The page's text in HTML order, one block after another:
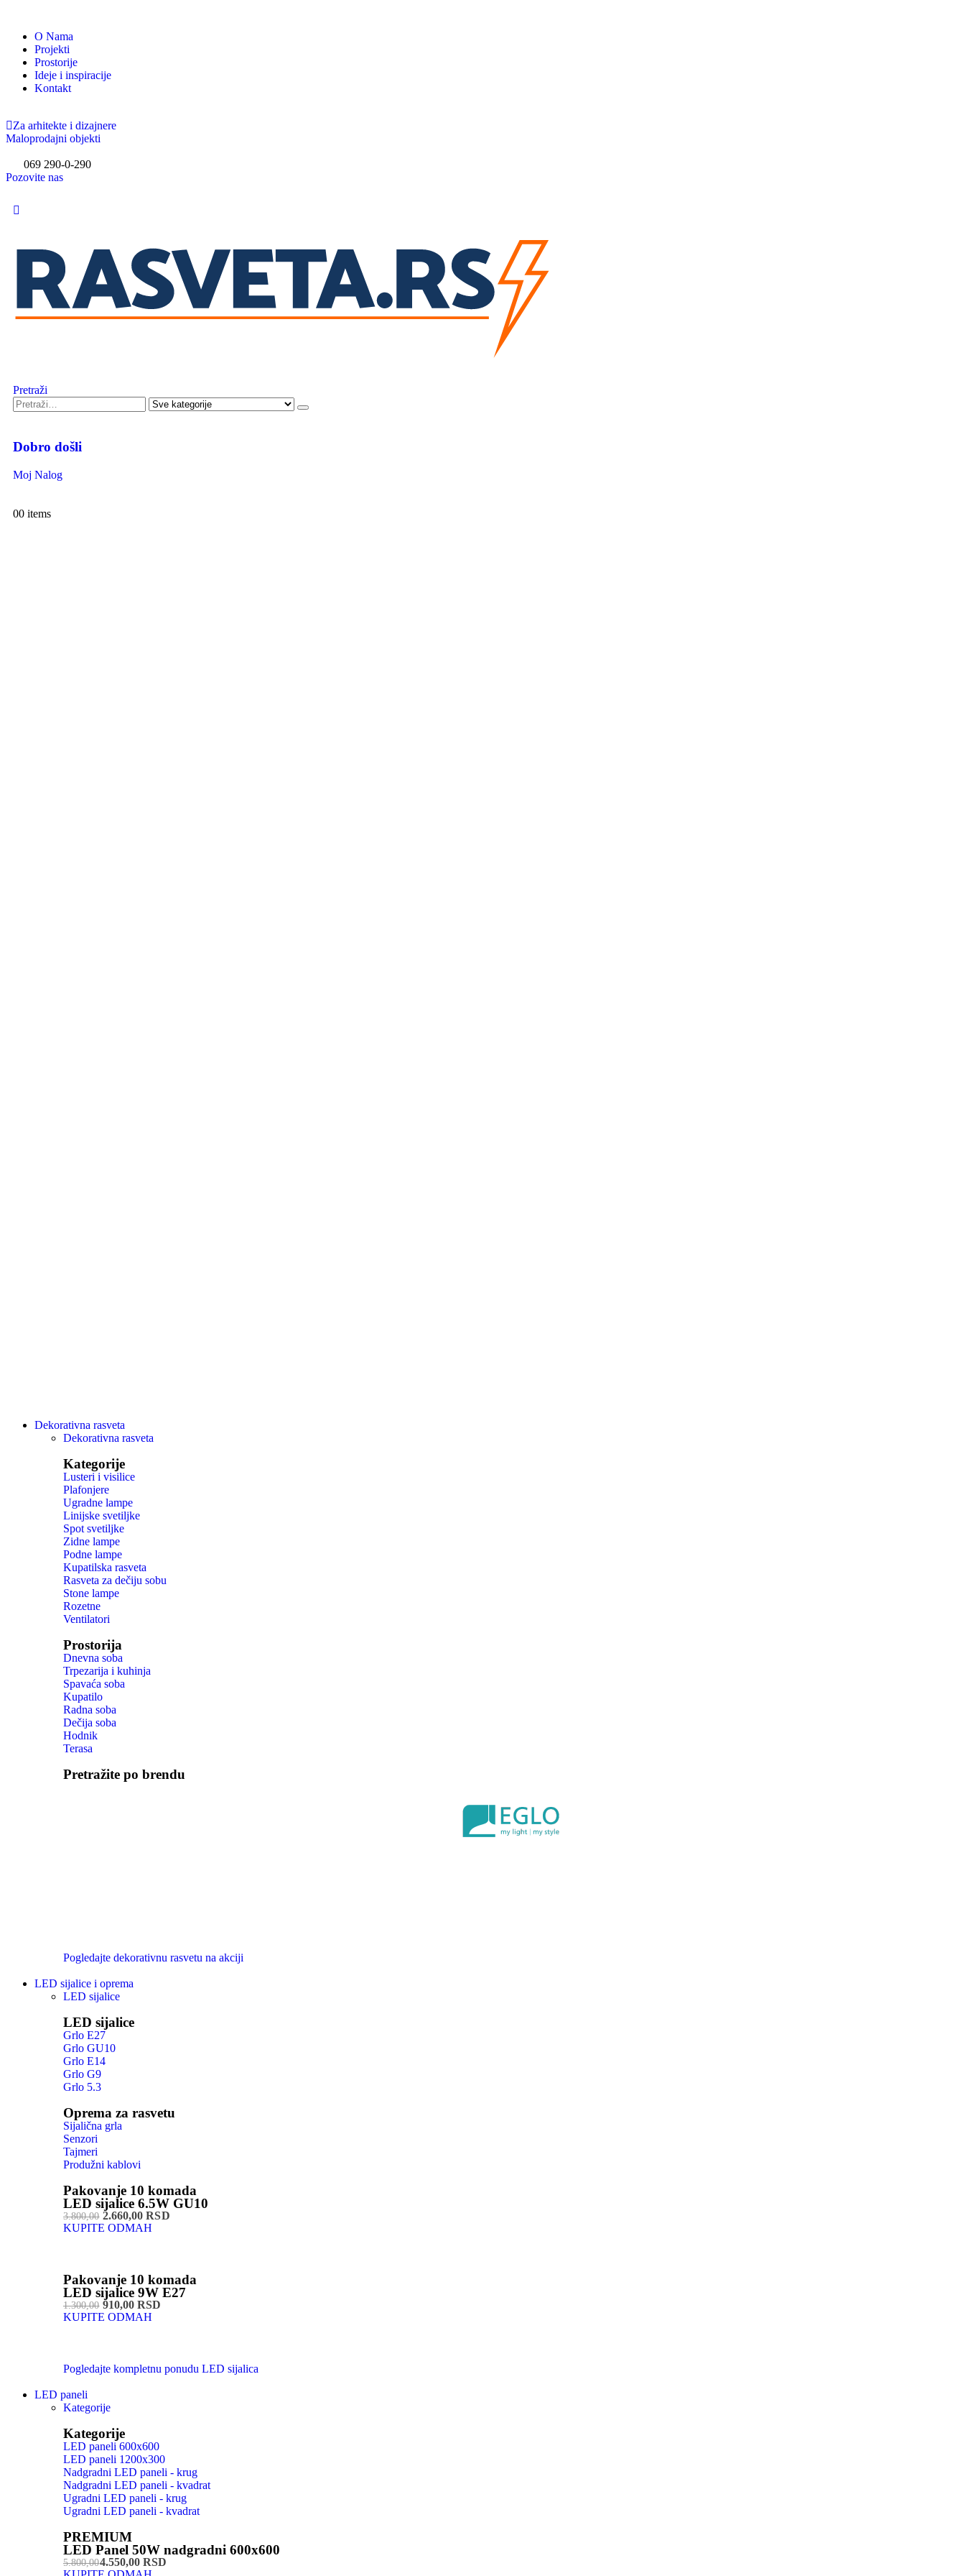
O Nama
Projekti
Prostorije
Ideje i inspiracije
Kontakt
Za arhitekte i dizajnere
Maloprodajni objekti
069 290-0-290
Pozovite nas
Pretraži
Dobro došli
Moj Nalog
00 items
Dekorativna rasveta
Dekorativna rasveta
Kategorije
Lusteri i visilice
Plafonjere
Ugradne lampe
Linijske svetiljke
Spot svetiljke
Zidne lampe
Podne lampe
Kupatilska rasveta
Rasveta za dečiju sobu
Stone lampe
Rozetne
Ventilatori
Prostorija
Dnevna soba
Trpezarija i kuhinja
Spavaća soba
Kupatilo
Radna soba
Dečija soba
Hodnik
Terasa
Pretražite po brendu
Pogledajte dekorativnu rasvetu na akciji
LED sijalice i oprema
LED sijalice
LED sijalice
Grlo E27
Grlo GU10
Grlo E14
Grlo G9
Grlo 5.3
Oprema za rasvetu
Sijalična grla
Senzori
Tajmeri
Produžni kablovi
Pakovanje 10 komada
LED sijalice 6.5W GU10
3.800,002.660,00 RSD
KUPITE ODMAH
Pakovanje 10 komada
LED sijalice 9W E27
1.300,00910,00 RSD
KUPITE ODMAH
Pogledajte kompletnu ponudu LED sijalica
LED paneli
Kategorije
Kategorije
LED paneli 600x600
LED paneli 1200x300
Nadgradni LED paneli - krug
Nadgradni LED paneli - kvadrat
Ugradni LED paneli - krug
Ugradni LED paneli - kvadrat
PREMIUM
LED Panel 50W nadgradni 600x600
5.800,004.550,00 RSD